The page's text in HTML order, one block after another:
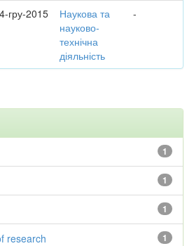
гру-2015
Наукова та
науково-
технічна
діяльність
-
1
1
1
1
research